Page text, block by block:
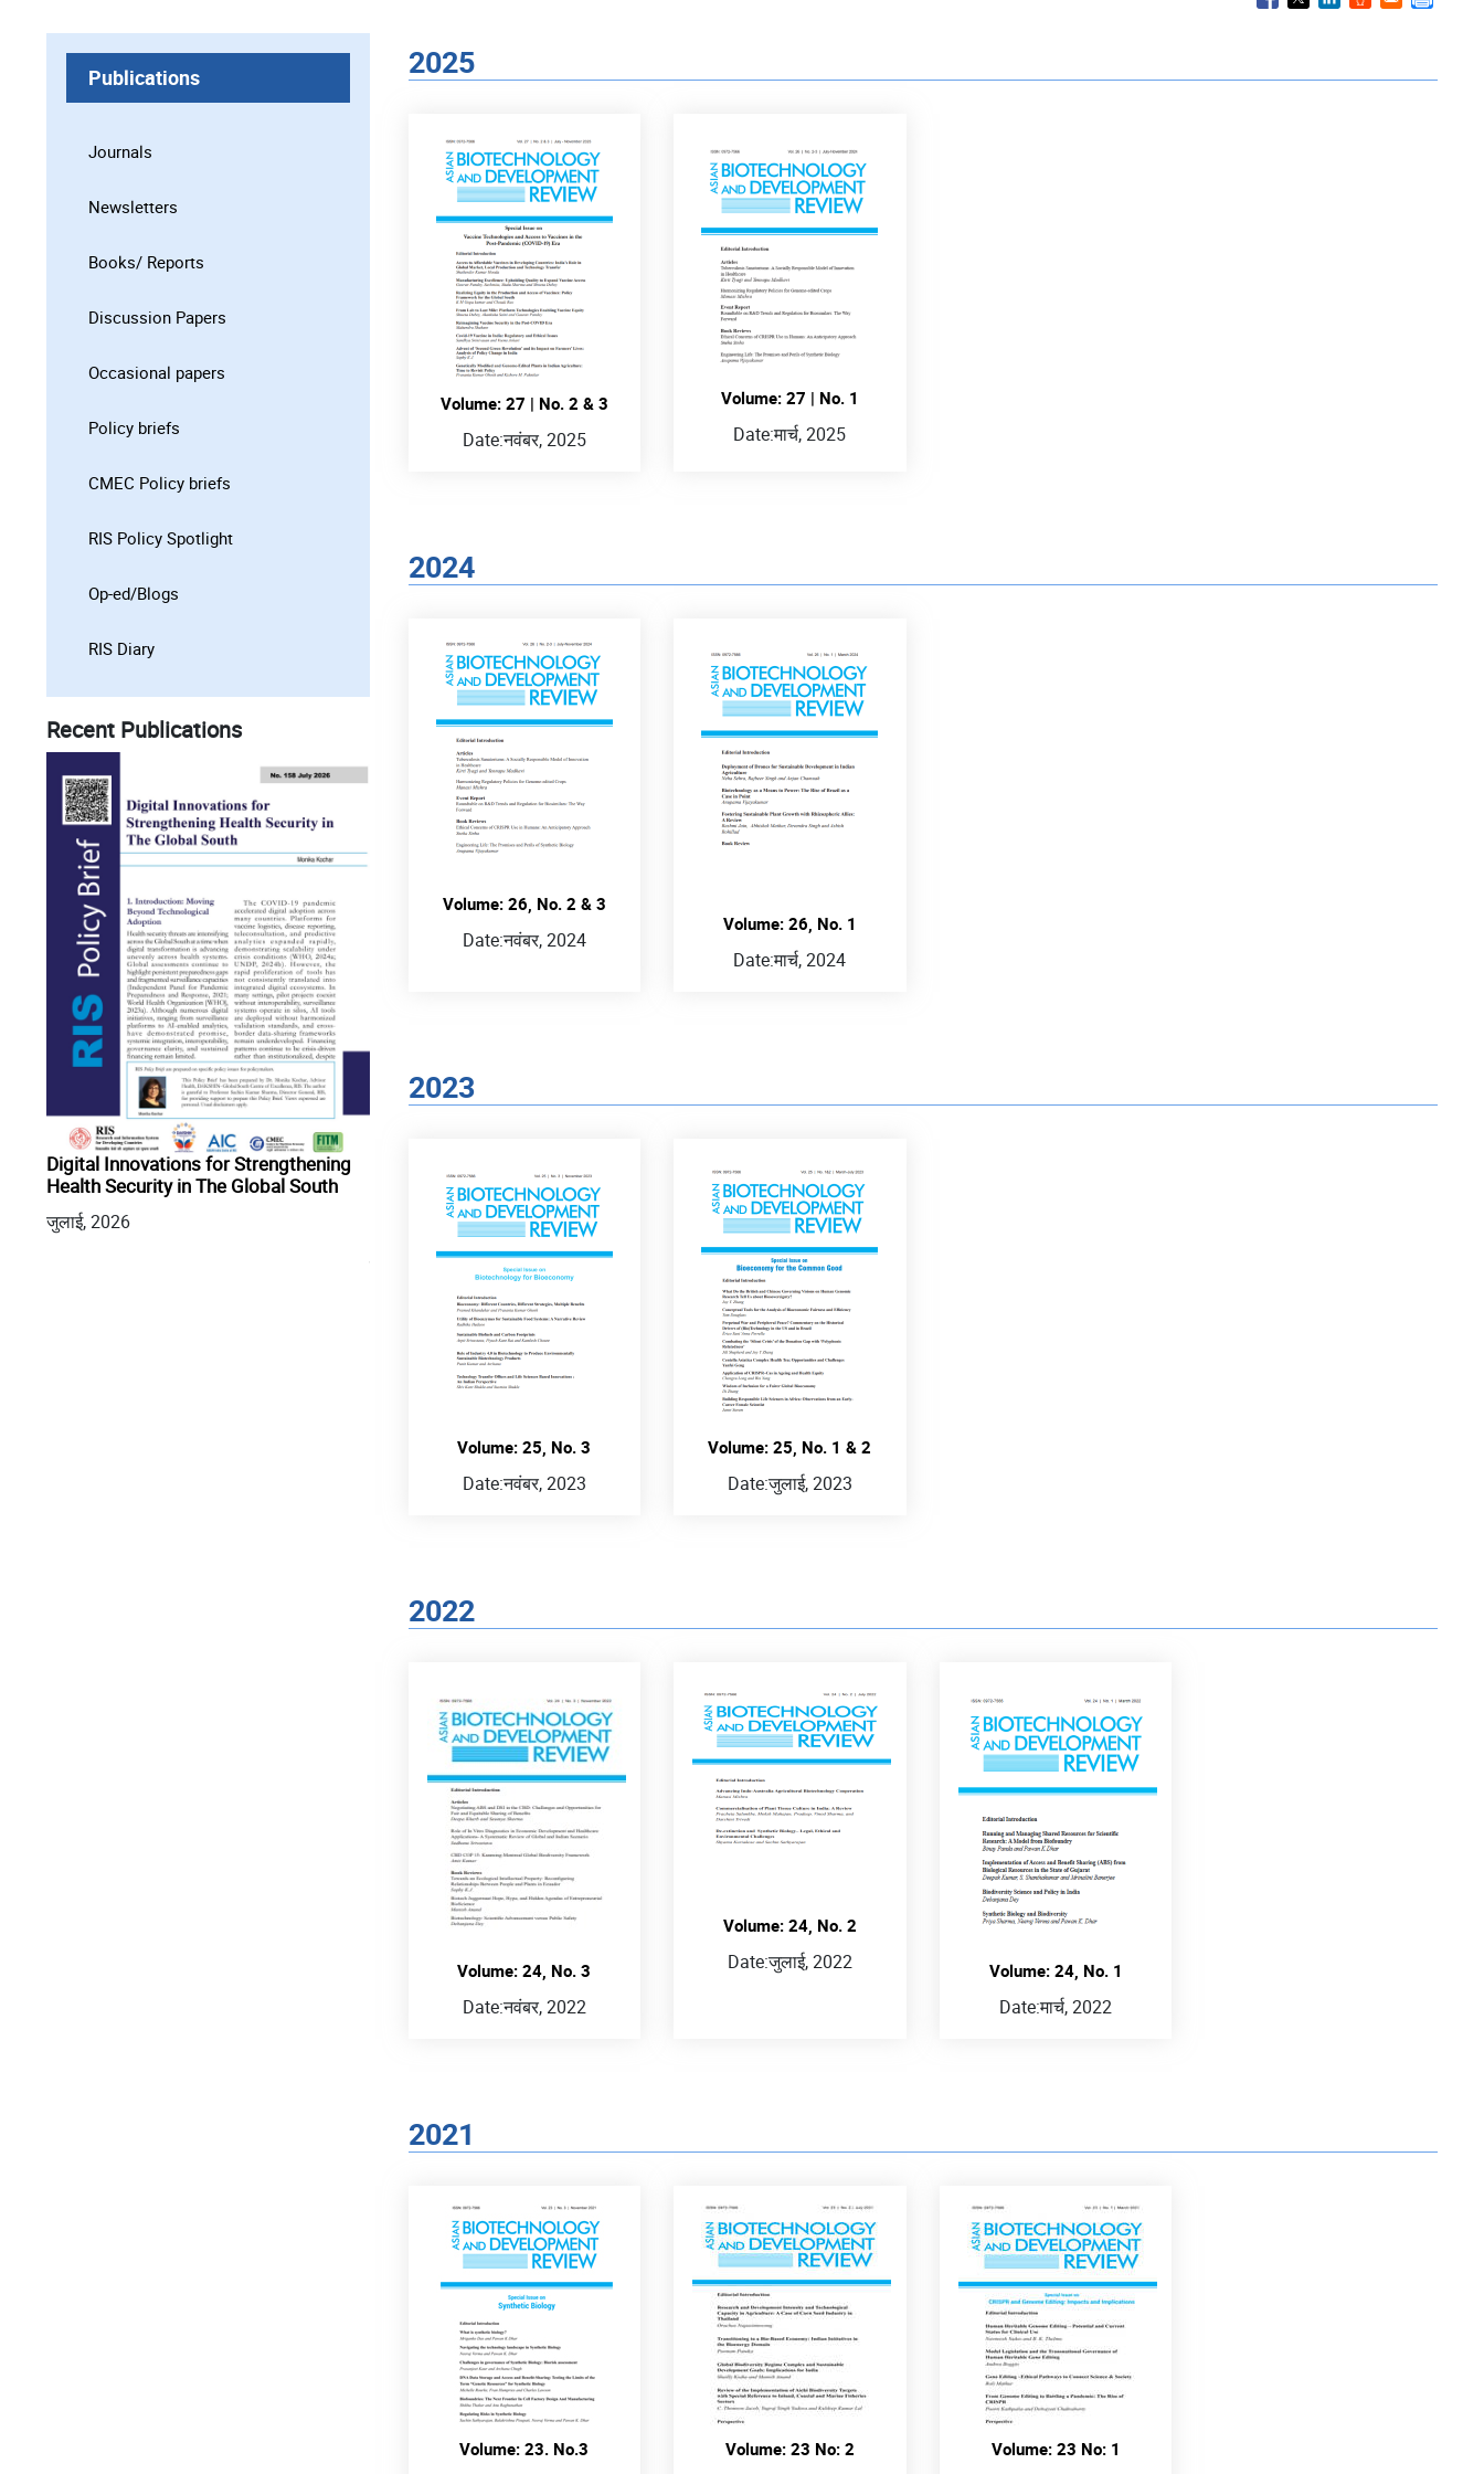
Publications
Journals
Newsletters
Books/ Reports
Discussion Papers
Occasional papers
Policy briefs
CMEC Policy briefs
RIS Policy Spotlight
Op-ed/Blogs
RIS Diary
Recent Publications
Digital Innovations for Strengthening
Health Security in The Global South
जुलाई, 2026
India-Africa Health Cooperation to a
One Health and AMR Compact at India
Africa Forum Summit (IAFS) IV
जुलाई, 2026
People-to-People Ties in the Bay of
Bengal Region: Investing in Mobility,
Sub-national and Research
Engagements
जुलाई, 2026
2025
Volume: 27 | No. 2 & 3
Date:नवंबर, 2025
Volume: 27 | No. 1
Date:मार्च, 2025
2024
Volume: 26, No. 2 & 3
Date:नवंबर, 2024
Volume: 26, No. 1
Date:मार्च, 2024
2023
Volume: 25, No. 3
Date:नवंबर, 2023
Volume: 25, No. 1 & 2
Date:जुलाई, 2023
2022
Volume: 24, No. 3
Date:नवंबर, 2022
Volume: 24, No. 2
Date:जुलाई, 2022 Volume: 24, No. 1
Date:मार्च, 2022
2021
Volume: 23. No.3 Volume: 23 No: 2 Volume: 23 No: 1